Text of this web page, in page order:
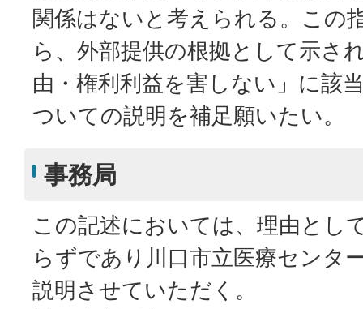
関係はないと考えられる。この
ら、外部提供の根拠として示さ
由・権利利益を害しない」に該
ついての説明を補足願いたい。
事務局
この記述においては、理由とし
らずであり川口市立医療センタ
説明させていただく。